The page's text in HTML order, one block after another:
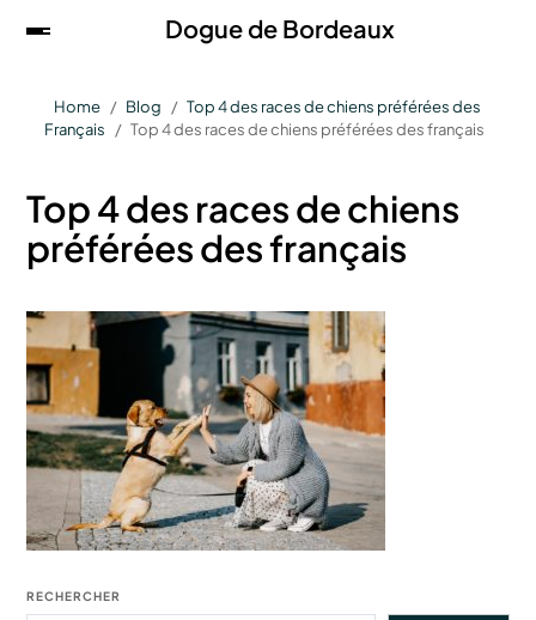
Dogue de Bordeaux
Home Blog
Top 4 des races de chiens préférées des
Français
Top 4 des races de chiens préférées des français
Top 4 des races de chiens
préférées des français
RECHERCHER